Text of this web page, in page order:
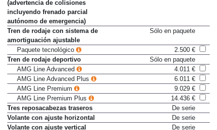
(advertencia de colisiones
incluyendo frenado parcial
autónomo de emergencia)
Tren de rodaje con sistema de
amortiguación ajustable
Paquete tecnológico
2.500 €
Tren de rodaje deportivo
Sólo en paquete
AMG Line Advanced
4.011 €
AMG Line Advanced Plus
6.011 €
AMG Line Premium
9.029 €
AMG Line Premium Plus
14.436 €
Tres reposacabezas traseros
De serie
Volante con ajuste horizontal
De serie